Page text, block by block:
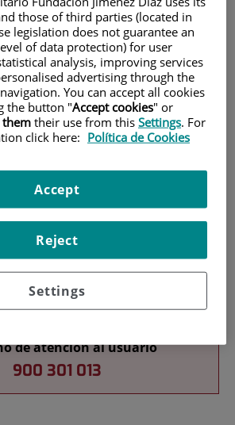
de atención al usuario
900 301 013
those of third parties (located in
legislation does not guarantee an
of data protection) for user
analysis, improving services
advertising through the
You can accept all cookies
the button "Accept cookies" or
their use from this Settings. For
click here: Política de Cookies
Settings
Reject
Accept